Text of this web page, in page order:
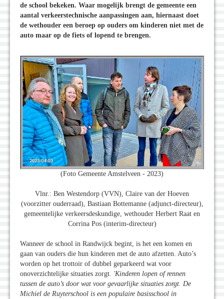
de school bekeken. Waar mogelijk brengt de gemeente een
aantal verkeerstechnische aanpassingen aan, hiernaast doet
de wethouder een beroep op ouders om kinderen niet met de
auto maar op de fiets of lopend te brengen.
(Foto Gemeente Amstelveen - 2023)
Vlnr.: Ben Westendorp (VVN), Claire van der Hoeven
(voorzitter ouderraad), Bastiaan Bottemanne (adjunct-directeur),
gemeentelijke verkeersdeskundige, wethouder Herbert Raat en
Corrina Pos (interim-directeur)
Wanneer de school in Randwijck begint, is het een komen en
gaan van ouders die hun kinderen met de auto afzetten. Auto’s
worden op het trottoir of dubbel geparkeerd wat voor
onoverzichtelijke situaties zorgt . 'Kinderen lopen of rennen
tussen de auto’s door wat voor gevaarlijke situaties zorgt. De
Michiel de Ruyterschool is een populaire basisschool in